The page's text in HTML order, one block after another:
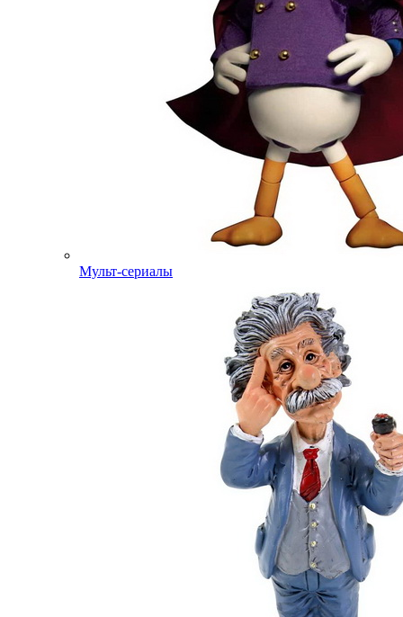
Мульт-сериалы